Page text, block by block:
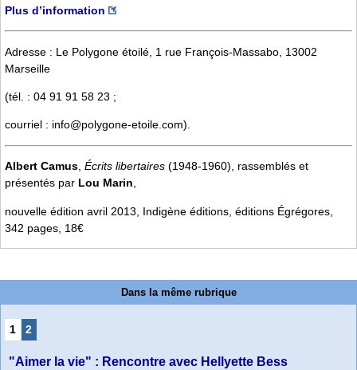
Plus d’information
Adresse : Le Polygone étoilé, 1 rue François-Massabo, 13002
Marseille
(tél. : 04 91 91 58 23 ;
courriel : info@polygone-etoile.com).
Albert Camus Écrits libertaires (1948-1960), rassemblés et
présentés par Lou Marin
nouvelle édition avril 2013, Indigène éditions, éditions Égrégores,
342 pages, 18€
Dans la même rubrique
1 2
"Aimer la vie" : Rencontre avec Hellyette Bess